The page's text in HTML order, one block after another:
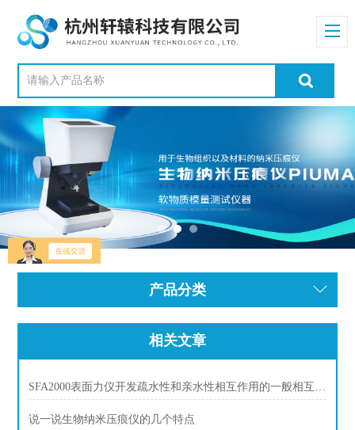
产品分类
相关文章
SFA2000表面力仪开发疏水性和亲水性相互作用的一般相互作用潜力
说一说生物纳米压痕仪的几个特点